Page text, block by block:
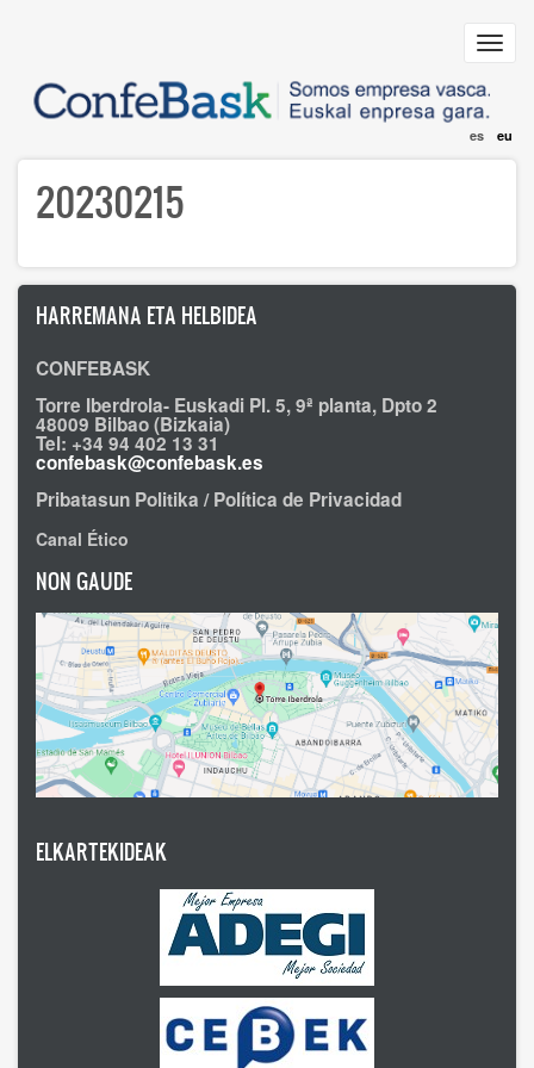
content
es eu
20230215
HARREMANA ETA HELBIDEA
CONFEBASK
Torre Iberdrola- Euskadi Pl. 5, 9ª planta, Dpto 2
48009 Bilbao (Bizkaia)
Tel: +34 94 402 13 31
confebask@confebask.es
Pribatasun Politika / Política de Privacidad
Canal Ético
NON GAUDE
ELKARTEKIDEAK